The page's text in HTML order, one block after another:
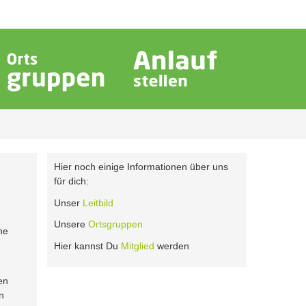
Hier noch einige Informationen über uns
für dich:
Unser Leitbild
Unsere Ortsgruppen
Hier kannst Du Mitglied werden